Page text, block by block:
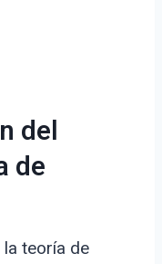
del
de
la teoría de